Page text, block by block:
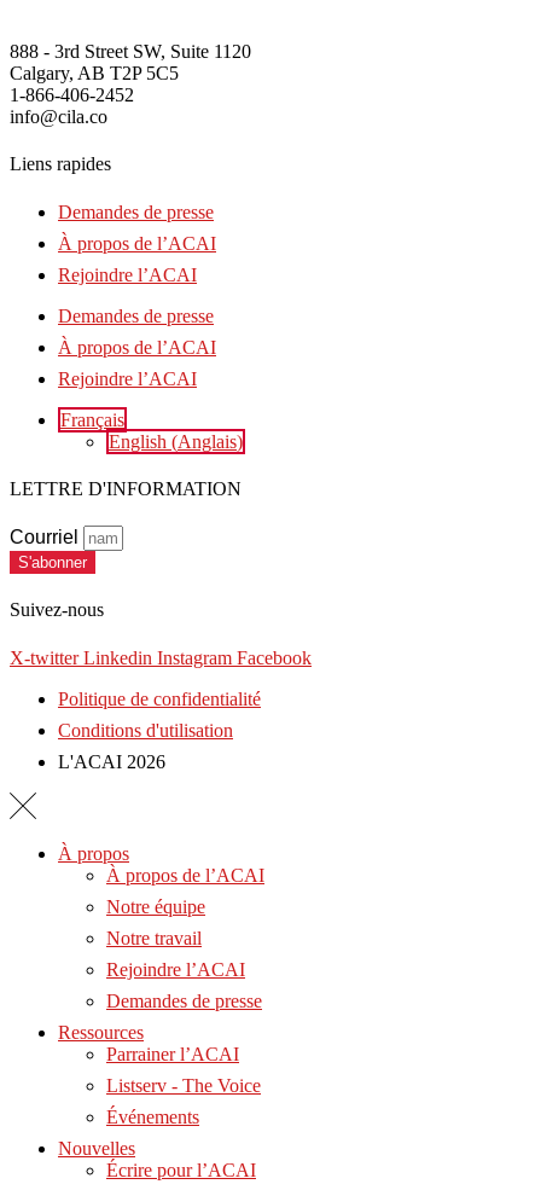
888 - 3rd Street SW, Suite 1120
Calgary, AB T2P 5C5
1-866-406-2452
info@cila.co
Liens rapides
Demandes de presse
À propos de l’ACAI
Rejoindre l’ACAI
Demandes de presse
À propos de l’ACAI
Rejoindre l’ACAI
Français
English (Anglais)
LETTRE D'INFORMATION
Courriel
S'abonner
Suivez-nous
X-twitter Linkedin Instagram Facebook
Politique de confidentialité
Conditions d'utilisation
L'ACAI 2026
À propos
À propos de l’ACAI
Notre équipe
Notre travail
Rejoindre l’ACAI
Demandes de presse
Ressources
Parrainer l’ACAI
Listserv - The Voice
Événements
Nouvelles
Écrire pour l’ACAI